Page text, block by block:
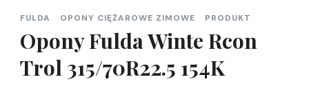
FULDA OPONY CIĘŻAROWE ZIMOWE PRODUKT
Opony Fulda Winte Rcon
Trol 315/70R22.5 154K